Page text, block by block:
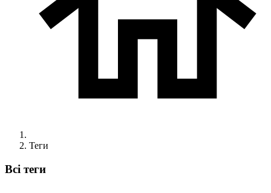
Теги
Всі теги